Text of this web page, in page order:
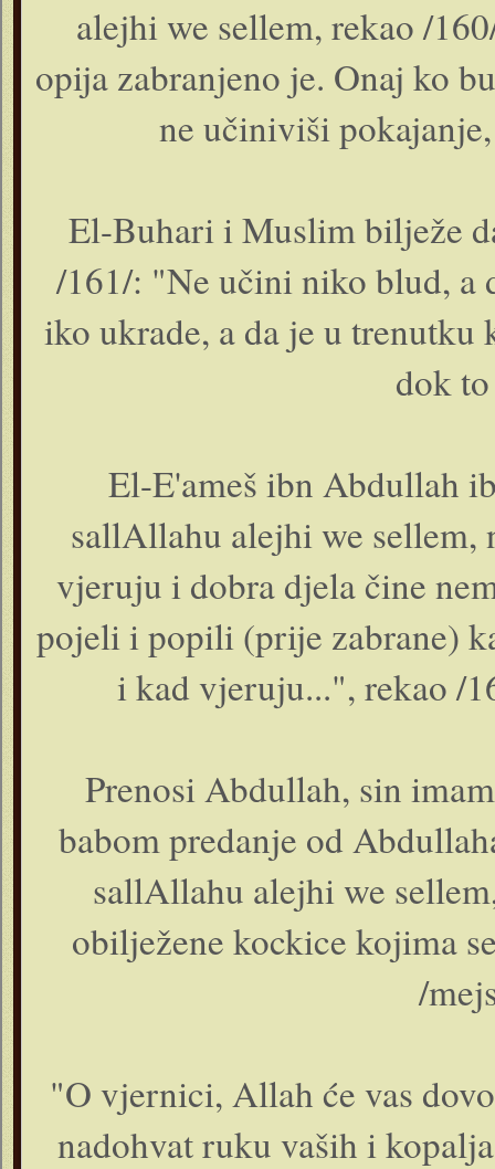
alejhi we sellem, rekao /
opija zabranjeno je. Onaj ko
ne učiniviši
El-Buhari i Muslim bilježe
/161/: "Ne učini niko blud, a
iko ukrade, a da je u
dok
El-E'ameš ibn Abdullah
sallAllahu alejhi we
vjeruju i dobra djela čine
pojeli i popili (prije zabrane)
i kad vjeruju...", rekao /
Prenosi Abdullah, sin
babom predanje od
sallAllahu alejhi we
obilježene kockice kojima
/
"O vjernici, Allah će vas
nadohvat ruku vaših i